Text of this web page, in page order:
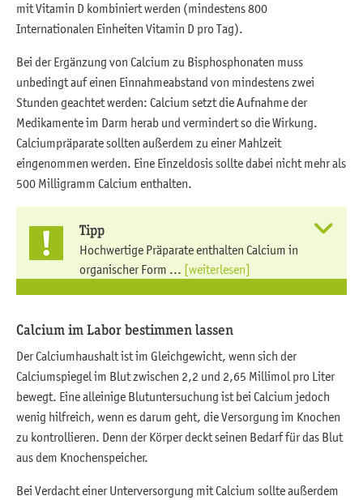
mit Vitamin D kombiniert werden (mindestens 800
Internationalen Einheiten Vitamin D pro Tag).
Bei der Ergänzung von Calcium zu Bisphosphonaten muss
unbedingt auf einen Einnahmeabstand von mindestens zwei
Stunden geachtet werden: Calcium setzt die Aufnahme der
Medikamente im Darm herab und vermindert so die Wirkung.
Calciumpräparate sollten außerdem zu einer Mahlzeit
eingenommen werden. Eine Einzeldosis sollte dabei nicht mehr als
500 Milligramm Calcium enthalten.
Tipp
Hochwertige Präparate enthalten Calcium in
organischer Form ... [weiterlesen]
Calcium im Labor bestimmen lassen
Der Calciumhaushalt ist im Gleichgewicht, wenn sich der
Calciumspiegel im Blut zwischen 2,2 und 2,65 Millimol pro Liter
bewegt. Eine alleinige Blutuntersuchung ist bei Calcium jedoch
wenig hilfreich, wenn es darum geht, die Versorgung im Knochen
zu kontrollieren. Denn der Körper deckt seinen Bedarf für das Blut
aus dem Knochenspeicher.
Bei Verdacht einer Unterversorgung mit Calcium sollte außerdem